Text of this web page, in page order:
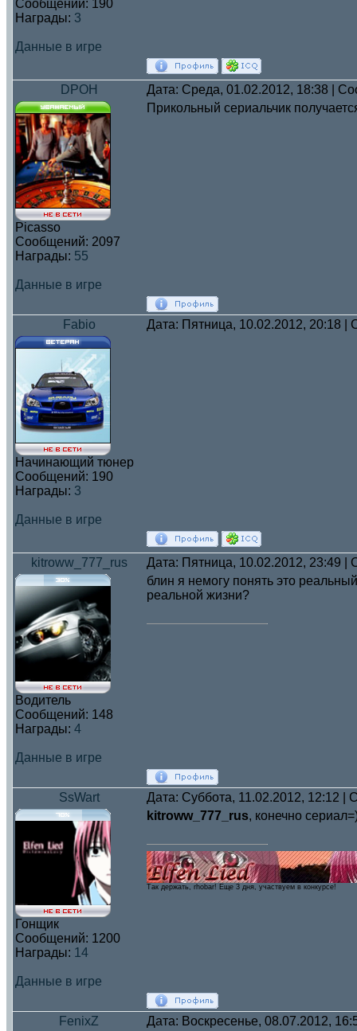
Сообщений: 190
Награды: 3
Данные в игре
DPOH Дата: Среда, 01.02.2012, 18:38 |
Picasso
Сообщений: 2097
Награды: 55
Данные в игре
Прикольный сериальчик
Fabio Дата: Пятница, 10.02.2012, 20:18
Начинающий тюнер
Сообщений: 190
Награды: 3
Данные в игре
kitroww_777_rus Дата: Пятница, 10.02.2012, 23:49
Водитель
Сообщений: 148
Награды: 4
Данные в игре
блин я немогу понять это
реальной жизни?
SsWart Дата: Суббота, 11.02.2012, 12:12 |
Гонщик
Сообщений: 1200
Награды: 14
Данные в игре
kitroww_777_rus, конечно
Так держать, rhobar! Eще 3 дня, участвуем в конкурсе!
FenixZ Дата: Воскресенье, 08.07.2012,